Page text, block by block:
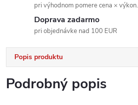
pri výhodnom pomere cena × výkon.
Doprava zadarmo
pri objednávke nad 100 EUR
Popis produktu
Podrobný popis